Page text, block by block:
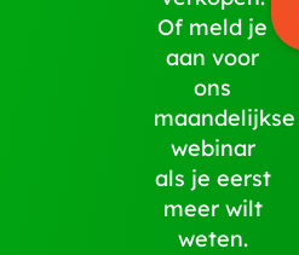
Of meld je
aan voor
ons
maandelijkse
webinar
als je eerst
meer wilt
weten.